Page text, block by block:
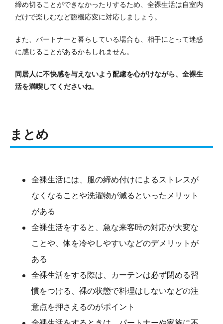
締め切ることができなかったりするため、全裸生活は自室内
だけで楽しむなど臨機応変に対応しましょう。
また、パートナーと暮らしている場合も、相手にとって迷惑
に感じることがあるかもしれません。
同居人に不快感を与えないよう配慮を心がけながら、全裸生
活を満喫してくださいね。
まとめ
全裸生活には、服の締め付けによるストレスが
なくなることや洗濯物が減るといったメリット
がある
全裸生活をすると、急な来客時の対応が大変な
ことや、体を冷やしやすいなどのデメリットが
ある
全裸生活をする際は、カーテンは必ず閉める習
慣をつける、裸の状態で料理はしないなどの注
意点を押さえるのがポイント